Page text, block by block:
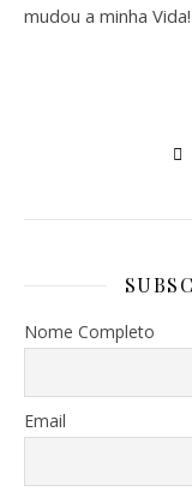
mudou a minha
Nome Completo
Email